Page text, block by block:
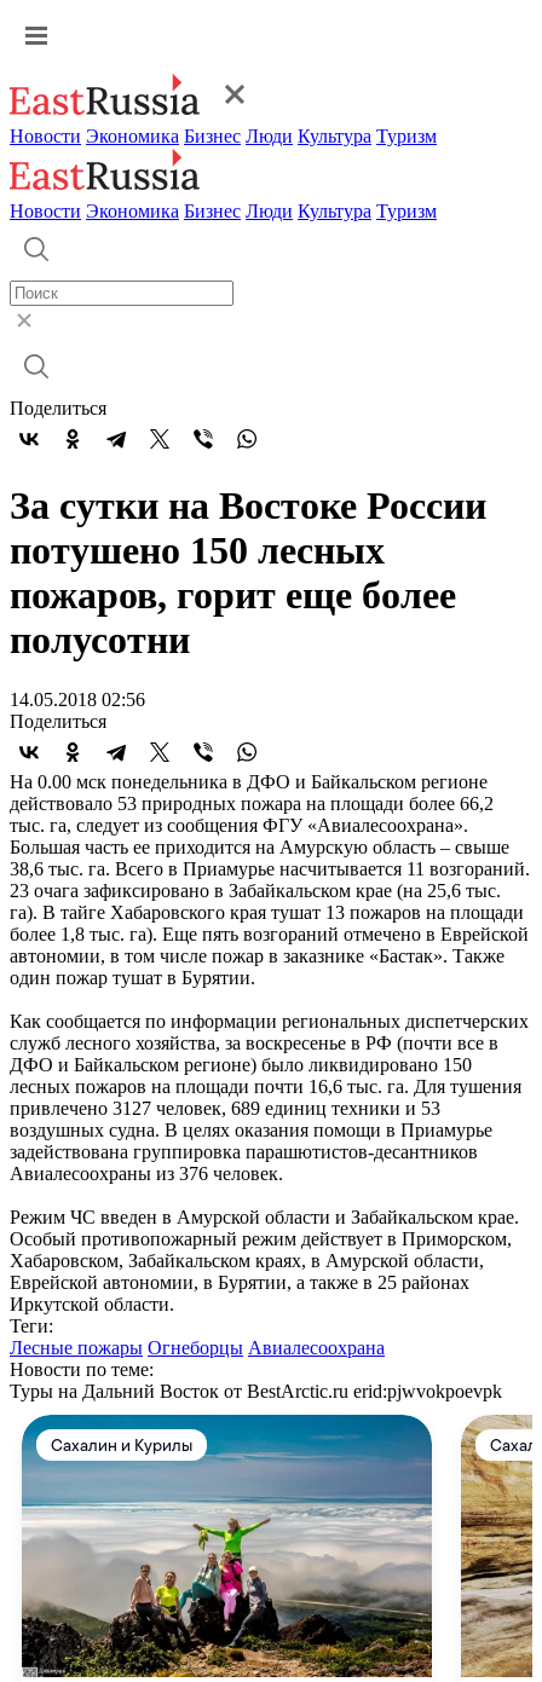
Новости Экономика Бизнес Люди Культура Туризм
Новости Экономика Бизнес Люди Культура Туризм
Поделиться
За сутки на Востоке России
потушено 150 лесных
пожаров, горит еще более
полусотни
14.05.2018 02:56
Поделиться
На 0.00 мск понедельника в ДФО и Байкальском регионе
действовало 53 природных пожара на площади более 66,2
тыс. га, следует из сообщения ФГУ «Авиалесоохрана».
Большая часть ее приходится на Амурскую область – свыше
38,6 тыс. га. Всего в Приамурье насчитывается 11 возгораний.
23 очага зафиксировано в Забайкальском крае (на 25,6 тыс.
га). В тайге Хабаровского края тушат 13 пожаров на площади
более 1,8 тыс. га). Еще пять возгораний отмечено в Еврейской
автономии, в том числе пожар в заказнике «Бастак». Также
один пожар тушат в Бурятии.
Как сообщается по информации региональных диспетчерских
служб лесного хозяйства, за воскресенье в РФ (почти все в
ДФО и Байкальском регионе) было ликвидировано 150
лесных пожаров на площади почти 16,6 тыс. га. Для тушения
привлечено 3127 человек, 689 единиц техники и 53
воздушных судна. В целях оказания помощи в Приамурье
задействована группировка парашютистов-десантников
Авиалесоохраны из 376 человек.
Режим ЧС введен в Амурской области и Забайкальском крае.
Особый противопожарный режим действует в Приморском,
Хабаровском, Забайкальском краях, в Амурской области,
Еврейской автономии, в Бурятии, а также в 25 районах
Иркутской области.
Теги:
Лесные пожары Огнеборцы Авиалесоохрана
Новости по теме:
Туры на Дальний Восток от BestArctic.ru erid:pjwvokpoevpk